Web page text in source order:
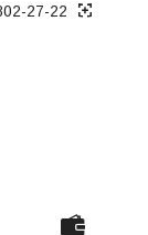
27-22